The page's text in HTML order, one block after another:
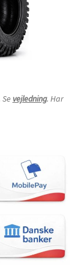
vejledning. Har